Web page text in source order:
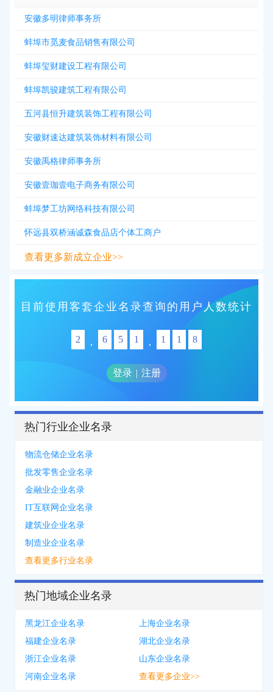
安徽多明律师事务所
蚌埠市觅麦食品销售有限公司
蚌埠玺财建设工程有限公司
蚌埠凯骏建筑工程有限公司
五河县恒升建筑装饰工程有限公司
安徽财速达建筑装饰材料有限公司
安徽禹格律师事务所
安徽壹珈壹电子商务有限公司
蚌埠梦工坊网络科技有限公司
怀远县双桥涵诚森食品店个体工商户
查看更多新成立企业>>
目前使用客套企业名录查询的用户人数统计
2 , 6 5 1 , 1 1 8
登录 | 注册
热门行业企业名录
物流仓储企业名录
批发零售企业名录
金融业企业名录
IT互联网企业名录
建筑业企业名录
制造业企业名录
查看更多行业名录
热门地域企业名录
黑龙江企业名录
上海企业名录
福建企业名录
湖北企业名录
浙江企业名录
山东企业名录
河南企业名录
查看更多企业>>